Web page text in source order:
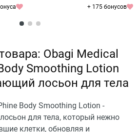
+ 175 бонусов
Obagi Medical
Smoothing Lotion
лосьон для тела
Body Smoothing Lotion -
для тела, который нежно
клетки, обновляя и